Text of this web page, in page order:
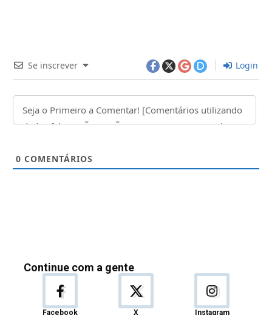
Se inscrever Login
0 COMENTÁRIOS
Continue com a gente
Facebook X Instagram